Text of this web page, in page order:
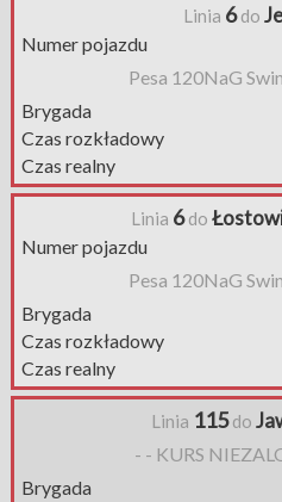
Linia 6do
Numer pojazdu
Pesa 120NaG
Brygada
Czas rozkładowy
Czas realny
Linia 6do
Numer pojazdu
Pesa 120NaG
Brygada
Czas rozkładowy
Czas realny
Linia 115do
- - KURS
Brygada